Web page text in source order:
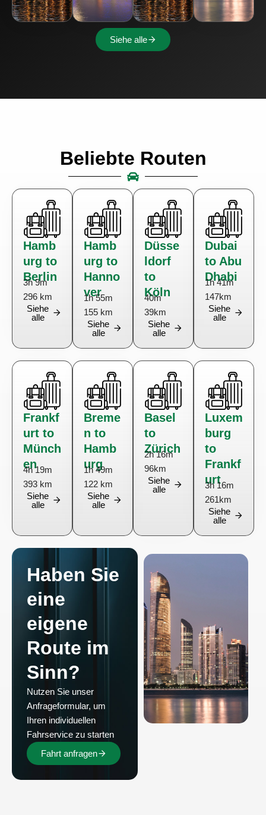
Siehe alle
Beliebte Routen
Hamb
urg to
Berlin
3h 9m
296 km
Siehe
alle
Hamb
urg to
Hanno
ver
1h 55m
155 km
Siehe
alle
Düsse
ldorf
to
Köln
40m
39km
Siehe
alle
Dubai
to Abu
Dhabi
1h 41m
147km
Siehe
alle
Frankf
urt to
Münch
en
4h 19m
393 km
Siehe
alle
Breme
n to
Hamb
urg
1h 49m
122 km
Siehe
alle
Basel
to
Zürich
2h 16m
96km
Siehe
alle
Luxem
burg
to
Frankf
urt
3h 16m
261km
Siehe
alle
Haben Sie
eine
eigene
Route im
Sinn?
Nutzen Sie unser
Anfrageformular, um
Ihren individuellen
Fahrservice zu starten
Fahrt anfragen